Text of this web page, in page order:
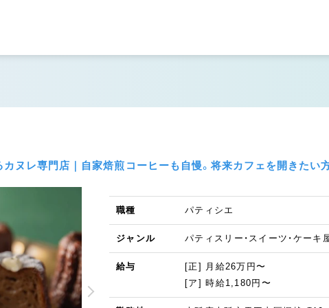
ヌレ専門店｜自家焙煎コーヒーも自慢。将来カフェを開きたい方
職種 パティシエ
ジャンル パティスリー・スイーツ・ケーキ
給与
[正] 月給26万円〜
[ア] 時給1,180円〜